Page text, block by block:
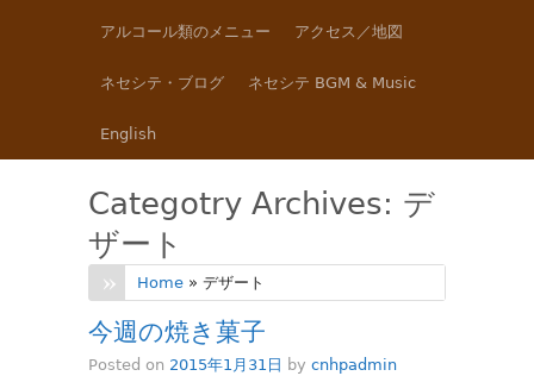
アルコール類のメニュー アクセス／地図
ネセシテ・ブログ ネセシテ BGM & Music
English
Categotry Archives: デ
ザート
Home » デザート
今週の焼き菓子
Posted on 2015年1月31日 by cnhpadmin